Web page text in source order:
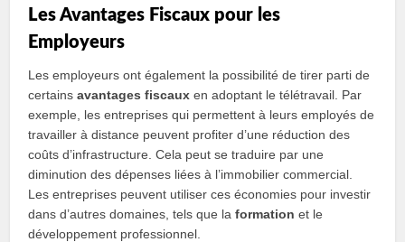
Les Avantages Fiscaux pour les
Employeurs
Les employeurs ont également la possibilité de tirer parti de
certainsavantages fiscaux en adoptant le télétravail. Par
exemple, les entreprises qui permettent à leurs employés de
travailler à distance peuvent profiter d’une réduction des
coûts d’infrastructure. Cela peut se traduire par une
diminution des dépenses liées à l’immobilier commercial.
Les entreprises peuvent utiliser ces économies pour investir
dans d’autres domaines, tels que laformation et le
développement professionnel.